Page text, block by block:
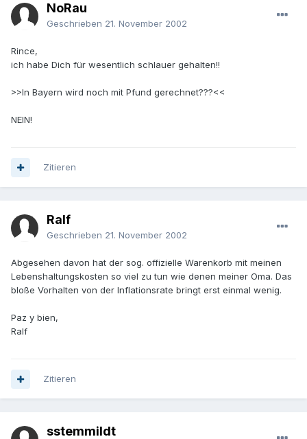
NoRau
Geschrieben 21. November 2002
Rince,
ich habe Dich für wesentlich schlauer gehalten!!
>>In Bayern wird noch mit Pfund gerechnet???<<
NEIN!
Zitieren
Ralf
Geschrieben 21. November 2002
Abgesehen davon hat der sog. offizielle Warenkorb mit meinen
Lebenshaltungskosten so viel zu tun wie denen meiner Oma. Das
bloße Vorhalten von der Inflationsrate bringt erst einmal wenig.
Paz y bien,
Ralf
Zitieren
sstemmildt